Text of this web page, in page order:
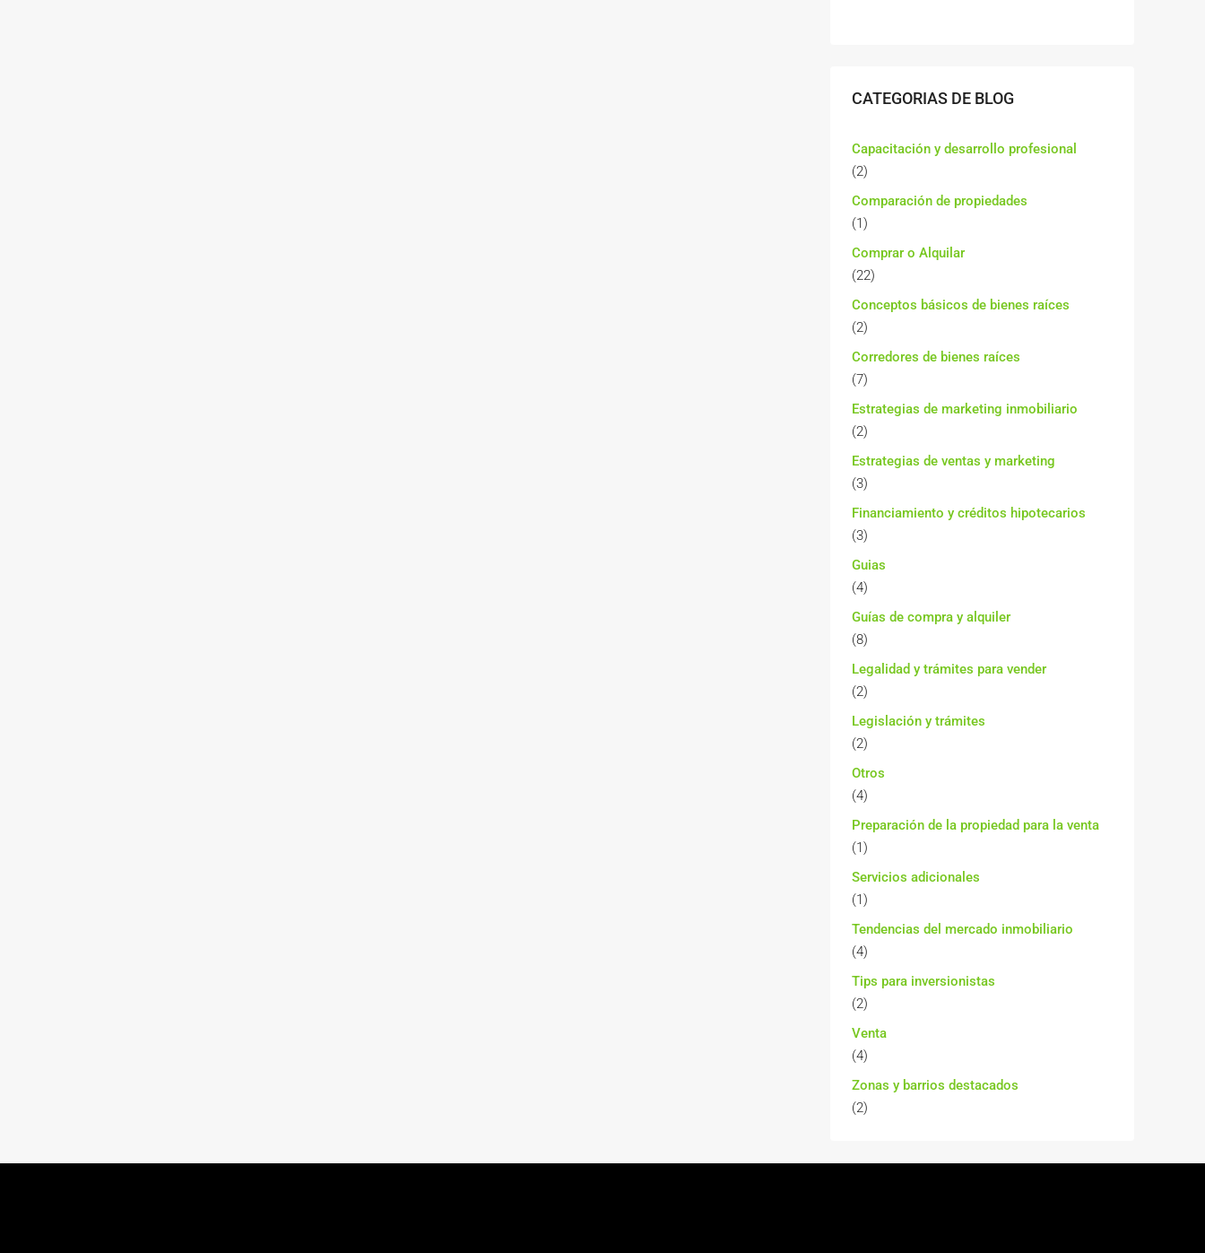
CATEGORIAS DE BLOG
Capacitación y desarrollo profesional
(2)
Comparación de propiedades
(1)
Comprar o Alquilar
(22)
Conceptos básicos de bienes raíces
(2)
Corredores de bienes raíces
(7)
Estrategias de marketing inmobiliario
(2)
Estrategias de ventas y marketing
(3)
Financiamiento y créditos hipotecarios
(3)
Guias
(4)
Guías de compra y alquiler
(8)
Legalidad y trámites para vender
(2)
Legislación y trámites
(2)
Otros
(4)
Preparación de la propiedad para la venta
(1)
Servicios adicionales
(1)
Tendencias del mercado inmobiliario
(4)
Tips para inversionistas
(2)
Venta
(4)
Zonas y barrios destacados
(2)